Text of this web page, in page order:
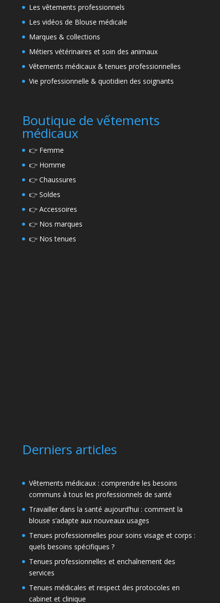
Les vêtements professionnels
Les vidéos de Blouse médicale
Marques & collections
Métiers vétérinaires et soin des animaux
Vêtements médicaux & tenues professionnelles
Vie professionnelle & quotidien des soignants
Boutique de vếtements
médicaux
👉 Femme
👉 Homme
👉 Chaussures
👉 Soldes
👉 Accessoires
👉 Nos marques
👉 Nos tenues
Derniers articles
Vêtements médicaux : comprendre les besoins
communs à tous les professionnels de santé
Travailler dans la santé aujourd’hui : comment la
blouse s’adapte aux nouveaux usages
Tenues professionnelles pour soins visage et corps :
quels besoins spécifiques ?
Tenues professionnelles et enchaînement des
services
Tenues médicales et respect des protocoles en
cabinet et clinique